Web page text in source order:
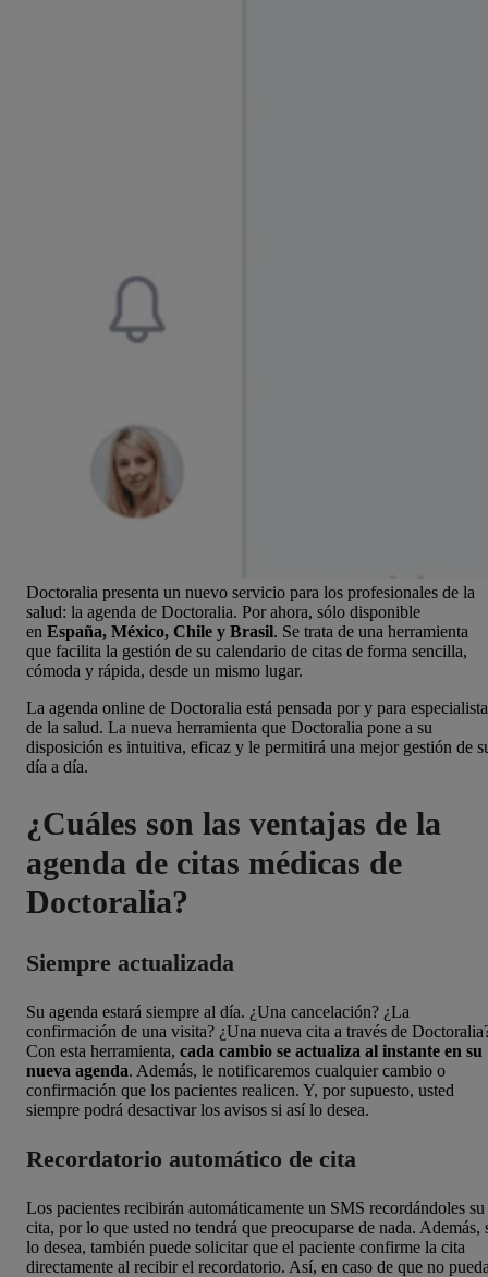
Doctoralia presenta un nuevo servicio para los profesionales de la
salud: la agenda de Doctoralia. Por ahora, sólo disponible
en España, México, Chile y Brasil. Se trata de una herramienta
que facilita la gestión de su calendario de citas de forma sencilla,
cómoda y rápida, desde un mismo lugar.
La agenda online de Doctoralia está pensada por y para
de la salud. La nueva herramienta que Doctoralia pone a su
disposición es intuitiva, eficaz y le permitirá una mejor gestión de
día a día.
¿Cuáles son las ventajas de la
agenda de citas médicas de
Doctoralia?
Siempre actualizada
Su agenda estará siempre al día. ¿Una cancelación? ¿La
confirmación de una visita? ¿Una nueva cita a través de
Con esta herramienta, cada cambio se actualiza al instante en su
nueva agenda. Además, le notificaremos cualquier cambio o
confirmación que los pacientes realicen. Y, por supuesto, usted
siempre podrá desactivar los avisos si así lo desea.
Recordatorio automático de cita
Los pacientes recibirán automáticamente un SMS recordándoles su
cita, por lo que usted no tendrá que preocuparse de nada. Además,
lo desea, también puede solicitar que el paciente confirme la cita
directamente al recibir el recordatorio. Así, en caso de que no